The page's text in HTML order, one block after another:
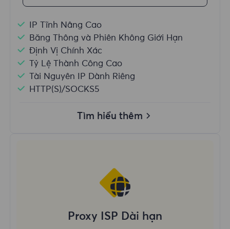
IP Tĩnh Nâng Cao
Băng Thông và Phiên Không Giới Hạn
Định Vị Chính Xác
Tỷ Lệ Thành Công Cao
Tài Nguyên IP Dành Riêng
HTTP(S)/SOCKS5
Tìm hiểu thêm
Proxy ISP Dài hạn